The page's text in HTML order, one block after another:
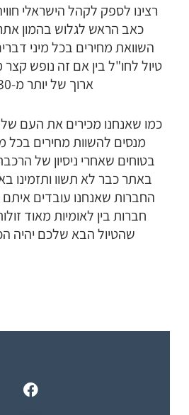
רצינו לספק לקהל הישראלי
כאב הראש לגלוש בהמון
השוואת מחירים בכל מיני
טיול לחו"ל בין אם זה נופש קצר
ארוך של יותר מ-30 ימים.
כמו שאנחנו מכירים את העם
מנסים להשוות מחירים בכל
בטוחים שאחרי ניסיון של
באתר כבר לא תשוו ותזמינו
החברות שאנחנו עובדים
חברות בין לאומיות מאוד
שהטיול הבא שלכם יהיה